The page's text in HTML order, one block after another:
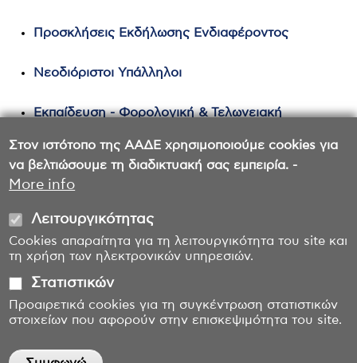
Στον ιστότοπο της ΑΑΔΕ χρησιμοποιούμε cookies για
να βελτιώσουμε τη διαδικτυακή σας εμπειρία. -
More info
Λειτουργικότητας
Cookies απαραίτητα για τη λειτουργικότητα του site και
τη χρήση των ηλεκτρονικών υπηρεσιών.
Στατιστικών
Προαιρετικά cookies για τη συγκέντρωση στατιστικών
στοιχείων που αφορούν στην επισκεψιμότητα του site.
Προσκλήσεις Εκδήλωσης Ενδιαφέροντος
Νεοδιόριστοι Υπάλληλοι
Εκπαίδευση - Φορολογική & Τελωνειακή